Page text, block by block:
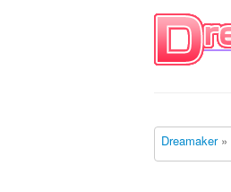
Dreamaker»